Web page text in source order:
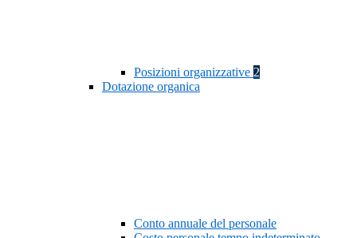
Posizioni organizzative 2
Dotazione organica
Conto annuale del personale